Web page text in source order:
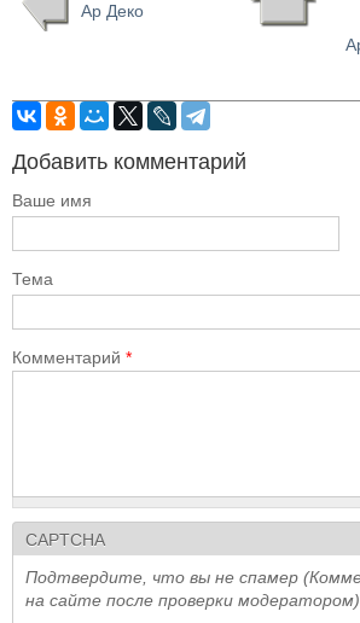
Ар Деко
Добавить комментарий
Ваше имя
Тема
Комментарий *
CAPTCHA
Подтвердите, что вы не спамер
на сайте после проверки модератором)